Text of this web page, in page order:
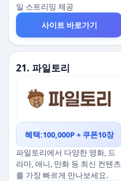
일 스트리밍 제공
사이트 바로가기
21. 파일토리
혜택:100,000P + 쿠폰10장
파일토리에서 다양한 영화, 드
라마, 애니, 만화 등 최신 컨텐츠
를 가장 빠르게 만나보세요.